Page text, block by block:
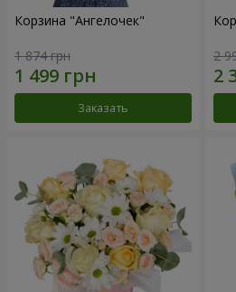
Корзина "Ангелочек"
1 874 грн
Заказать
2